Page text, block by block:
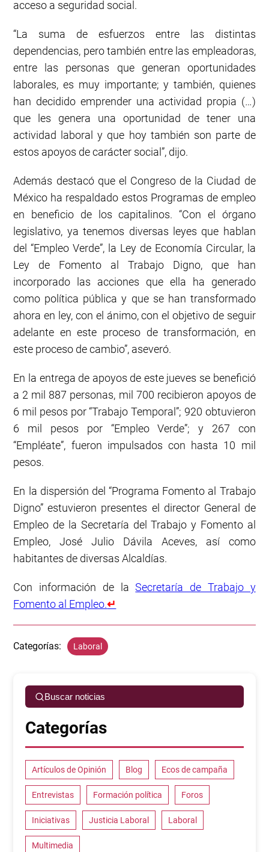
acceso a seguridad social.
“La suma de esfuerzos entre las distintas
dependencias, pero también entre las empleadoras,
entre las personas que generan oportunidades
laborales, es muy importante; y también, quienes
han decidido emprender una actividad propia (…)
que les genera una oportunidad de tener una
actividad laboral y que hoy también son parte de
estos apoyos de carácter social”, dijo.
Además destacó que el Congreso de la Ciudad de
México ha respaldado estos Programas de empleo
en beneficio de los capitalinos. “Con el órgano
legislativo, ya tenemos diversas leyes que hablan
del “Empleo Verde”, la Ley de Economía Circular, la
Ley de Fomento al Trabajo Digno, que han
incorporado las acciones que ella ha generado
como política pública y que se han transformado
ahora en ley, con el ánimo, con el objetivo de seguir
adelante en este proceso de transformación, en
este proceso de cambio”, aseveró.
En la entrega de apoyos de este jueves se benefició
a 2 mil 887 personas, mil 700 recibieron apoyos de
6 mil pesos por “Trabajo Temporal”; 920 obtuvieron
6 mil pesos por “Empleo Verde”; y 267 con
“Empléate”, fueron impulsados con hasta 10 mil
pesos.
En la dispersión del “Programa Fomento al Trabajo
Digno” estuvieron presentes el director General de
Empleo de la Secretaría del Trabajo y Fomento al
Empleo, José Julio Dávila Aceves, así como
habitantes de diversas Alcaldías.
Con información de laSecretaría de Trabajo y
Fomento al Empleo.↵
Categorías: Laboral
Buscar noticias
Categorías
Artículos de Opinión Blog Ecos de campaña
Entrevistas Formación política Foros
Iniciativas Justicia Laboral Laboral
Multimedia